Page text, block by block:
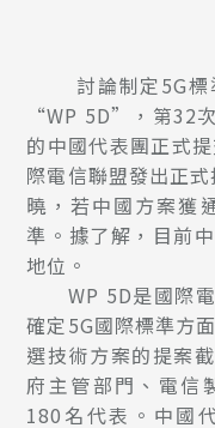
討論制定5G標
“WP 5D”，第32
的中國代表團正式
際電信聯盟發出正
曉，若中國方案獲
準。據了解，目前
地位。
WP 5D是國際電
確定5G國際標準方
選技術方案的提案
府主管部門、電信
180名代表。中國